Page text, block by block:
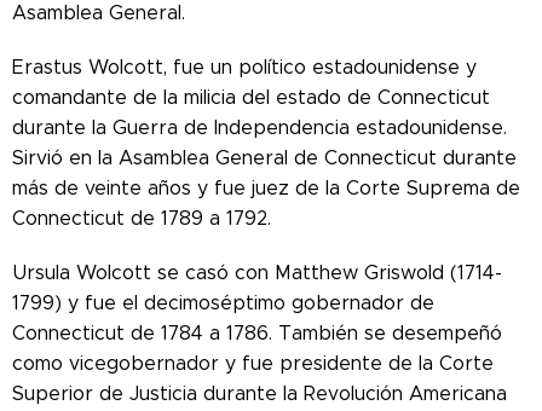
Asamblea General.
Erastus Wolcott, fue un político estadounidense y
comandante de la milicia del estado de Connecticut
durante la Guerra de Independencia estadounidense.
Sirvió en la Asamblea General de Connecticut durante
más de veinte años y fue juez de la Corte Suprema de
Connecticut de 1789 a 1792.
Ursula Wolcott se casó con Matthew Griswold (1714-
1799) y fue el decimoséptimo gobernador de
Connecticut de 1784 a 1786. También se desempeñó
como vicegobernador y fue presidente de la Corte
Superior de Justicia durante la Revolución Americana